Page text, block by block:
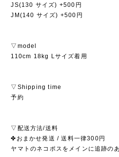
JS(130 サイズ) +500円
JM(140 サイズ) +500円
▽model
110cm 18kg Lサイズ着用
▽Shipping time
予約
▽配送方法/送料
✤おまかせ発送 / 送料一律300円
ヤマトのネコポスをメインに追跡の